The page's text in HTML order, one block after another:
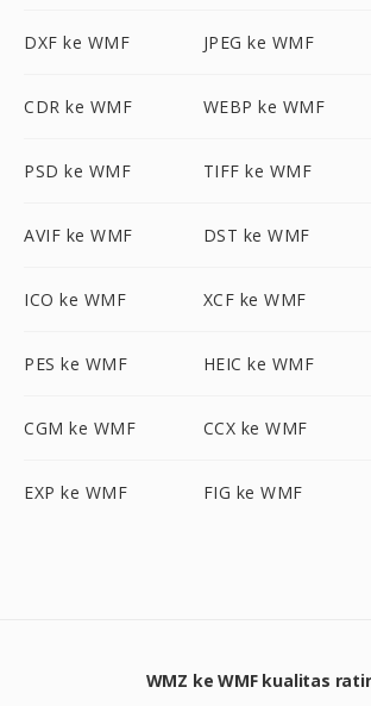
DXF ke WMF JPEG ke WMF
CDR ke WMF WEBP ke WMF
PSD ke WMF TIFF ke WMF
AVIF ke WMF DST ke WMF
ICO ke WMF XCF ke WMF
PES ke WMF HEIC ke WMF
CGM ke WMF CCX ke WMF
EXP ke WMF FIG ke WMF
WMZ ke WMF kualitas